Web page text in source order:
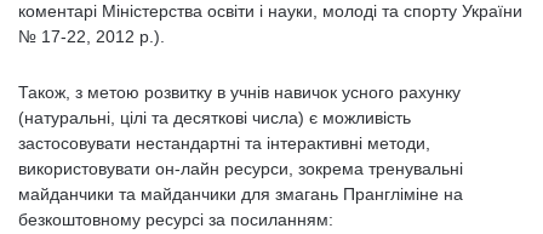
коментарі Міністерства освіти і науки, молоді та спорту України
№ 17-22, 2012 р.).
Також, з метою розвитку в учнів навичок усного рахунку
(натуральні, цілі та десяткові числа) є можливість
застосовувати нестандартні та інтерактивні методи,
використовувати он-лайн ресурси, зокрема тренувальні
майданчики та майданчики для змагань Прангліміне на
безкоштовному ресурсі за посиланням: